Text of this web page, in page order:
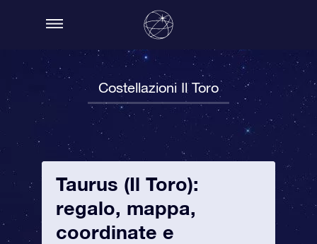
Costellazioni Il Toro
Taurus (Il Toro):
regalo, mappa,
coordinate e